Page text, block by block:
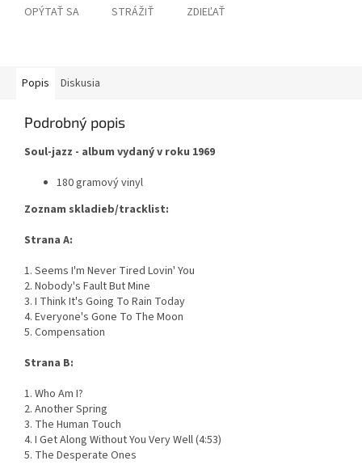
OPÝTAŤ SA STRÁŽIŤ ZDIEĽAŤ
Popis Diskusia
Podrobný popis
Soul-jazz - album vydaný v roku 1969
180 gramový vinyl
Zoznam skladieb/tracklist:
Strana A:
1. Seems I'm Never Tired Lovin' You
2. Nobody's Fault But Mine
3. I Think It's Going To Rain Today
4. Everyone's Gone To The Moon
5. Compensation
Strana B:
1. Who Am I?
2. Another Spring
3. The Human Touch
4. I Get Along Without You Very Well (4:53)
5. The Desperate Ones